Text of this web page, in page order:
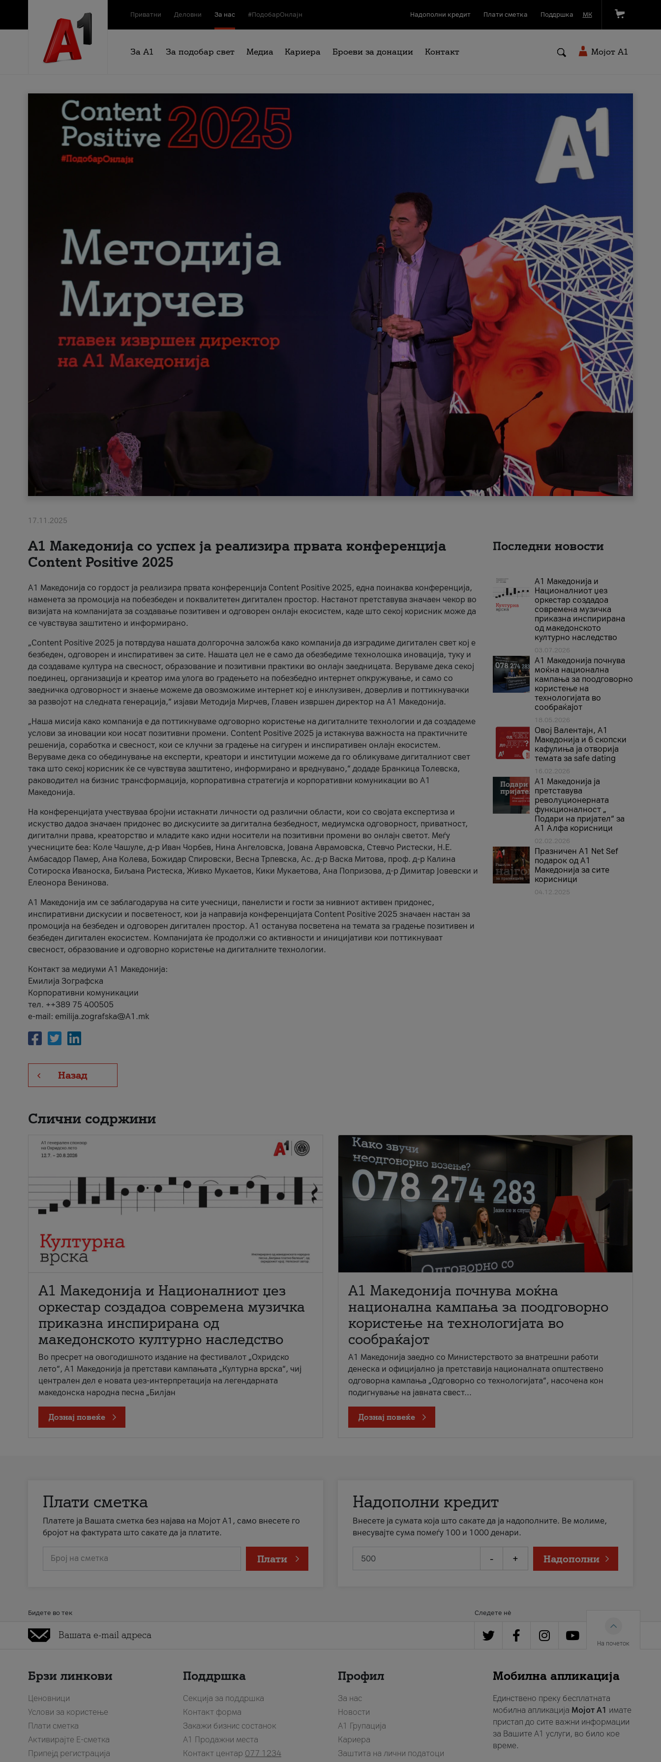
Приватни Деловни За нас #ПодобарОнлајн Надополни кредит Плати сметка Поддршка МК
За А1 За подобар свет Медиа Кариера Броеви за донации Контакт Мојот A1
17.11.2025
А1 Македонија со успех ја реализира првата конференција
Content Positive 2025
А1 Македонија со гордост ја реализира првата конференција Content Positive 2025, една поинаква конференција,
наменета за промоција на побезбеден и поквалитетен дигитален простор. Настанот претставува значаен чекор во
визијата на компанијата за создавање позитивен и одговорен онлајн екосистем, каде што секој корисник може да
се чувствува заштитено и информирано.
„Content Positive 2025 ја потврдува нашата долгорочна заложба како компанија да изградиме дигитален свет кој е
безбеден, одговорен и инспиративен за сите. Нашата цел не е само да обезбедиме технолошка иновација, туку и
да создаваме култура на свесност, образование и позитивни практики во онлајн заедницата. Веруваме дека секој
поединец, организација и креатор има улога во градењето на побезбедно интернет опкружување, и само со
заедничка одговорност и знаење можеме да овозможиме интернет кој е инклузивен, доверлив и поттикнувачки
за развојот на следната генерација,“ изјави Методија Мирчев, Главен извршен директор на А1 Македонија.
„Наша мисија како компанија е да поттикнуваме одговорно користење на дигиталните технологии и да создадеме
услови за иновации кои носат позитивни промени. Content Positive 2025 ја истакнува важноста на практичните
решенија, соработка и свесност, кои се клучни за градење на сигурен и инспиративен онлајн екосистем.
Веруваме дека со обединување на експерти, креатори и институции можеме да го обликуваме дигиталниот свет
така што секој корисник ќе се чувствува заштитено, информирано и вреднувано,“ додаде Бранкица Толевска,
раководител на бизнис трансформација, корпоративна стратегија и корпоративни комуникации во А1
Македонија.
На конференцијата учествуваа бројни истакнати личности од различни области, кои со својата експертиза и
искуство дадоа значаен придонес во дискусиите за дигитална безбедност, медиумска одговорност, приватност,
дигитални права, креаторство и младите како идни носители на позитивни промени во онлајн светот. Меѓу
учесниците беа: Коле Чашуле, д-р Иван Чорбев, Нина Ангеловска, Јована Аврамовска, Стевчо Ристески, Н.Е.
Амбасадор Памер, Ана Колева, Божидар Спировски, Весна Трпевска, Ас. д-р Васка Митова, проф. д-р Калина
Сотироска Иваноска, Биљана Ристеска, Живко Мукаетов, Кики Мукаетова, Ана Попризова, д-р Димитар Јовевски и
Елеонора Венинова.
А1 Македонија им се заблагодарува на сите учесници, панелисти и гости за нивниот активен придонес,
инспиративни дискусии и посветеност, кои ја направија конференцијата Content Positive 2025 значаен настан за
промоција на безбеден и одговорен дигитален простор. А1 останува посветена на темата за градење позитивен и
безбеден дигитален екосистем. Компанијата ќе продолжи со активности и иницијативи кои поттикнуваат
свесност, образование и одговорно користење на дигиталните технологии.
Контакт за медиуми А1 Македонија:
Емилија Зографска
Корпоративни комуникации
тел. ++389 75 400505
e-mail: emilija.zografska@A1.mk
Назад
Последни новости
А1 Македонија и
Националниот џез
оркестар создадоа
современа музичка
приказна инспирирана
од македонското
културно наследство
03.07.2026
A1 Македонија почнува
моќна национална
кампања за поодговорно
користење на
технологијата во
сообраќајот
18.05.2026
Овој Валентајн, A1
Македонија и 6 скопски
кафулиња ја отворија
темата за safe dating
16.02.2026
А1 Македонија ја
претставува
револуционерната
функционалност „
Подари на пријател“ за
А1 Алфа корисници
02.02.2026
Празничен A1 Net Sеf
подарок од А1
Македонија за сите
корисници
04.12.2025
Слични содржини
А1 Македонија и Националниот џез
оркестар создадоа современа музичка
приказна инспирирана од
македонското културно наследство
Во пресрет на овогодишното издание на фестивалот „Охридско
лето“, А1 Македонија ја претстави кампањата „Културна врска“, чиј
централен дел е новата џез-интерпретација на легендарната
македонска народна песна „Билјан
Дознај повеќе
A1 Македонија почнува моќна
национална кампања за поодговорно
користење на технологијата во
сообраќајот
A1 Македонија заедно со Министерството за внатрешни работи
денеска и официјално ја претставија националната општествено
одговорна кампања „Одговорно со технологијата“, насочена кон
подигнување на јавната свест...
Дознај повеќе
Плати сметка
Платете ја Вашата сметка без најава на Мојот А1, само внесете го
бројот на фактурата што сакате да ја платите.
Број на сметка Плати
Надополни кредит
Внесете ја сумата која што сакате да ја надополните. Ве молиме,
внесувајте сума помеѓу 100 и 1000 денари.
- + Надополни
Бидете во тек Следете нè
На почеток
Брзи линкови
Ценовници
Услови за користење
Плати сметка
Активирајте Е-сметка
Припејд регистрација
Поддршка
Секција за поддршка
Контакт форма
Закажи бизнис состанок
A1 Продажни места
Контакт центар 077 1234
Профил
За нас
Новости
А1 Групација
Кариера
Заштита на лични податоци
Мобилна апликација
Единствено преку бесплатната
мобилна апликација Мојот A1 имате
пристап до сите важни информации
за Вашите A1 услуги, во било кое
време.